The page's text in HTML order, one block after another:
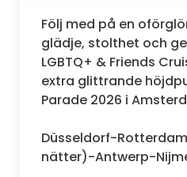
Följ med på en
glädje, stolthet och
LGBTQ+ & Friends
extra glittrande
Parade 2026 i
Düsseldorf-
nätter)-Antwerp-